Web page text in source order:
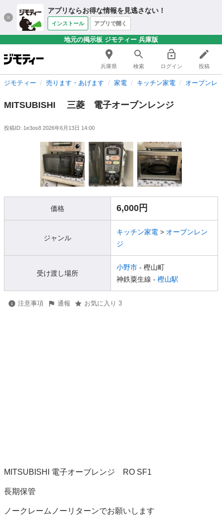
アプリならお得な情報を見逃さない！
インストール アプリで開く
地元の掲示板 ジモティー 兵庫版
兵庫県 検索 ログイン 投稿
ジモティー 売ります・あげます 家電 キッチン家電 オーブンレ
MITSUBISHI 三菱 電子オーブンレンジ
投稿ID: 1e3os8 2026年6月13日 14:00
価格 6,000円
ジャンル
キッチン家電 > オーブンレン
ジ
受け渡し場所
小野市 - 樫山町
神鉄粟生線 - 樫山駅
注意事項 通報 お気に入り 3
MITSUBISHI 電子オーブレンジ　RO SF1
長期保管
ノークレームノーリターンでお願いします